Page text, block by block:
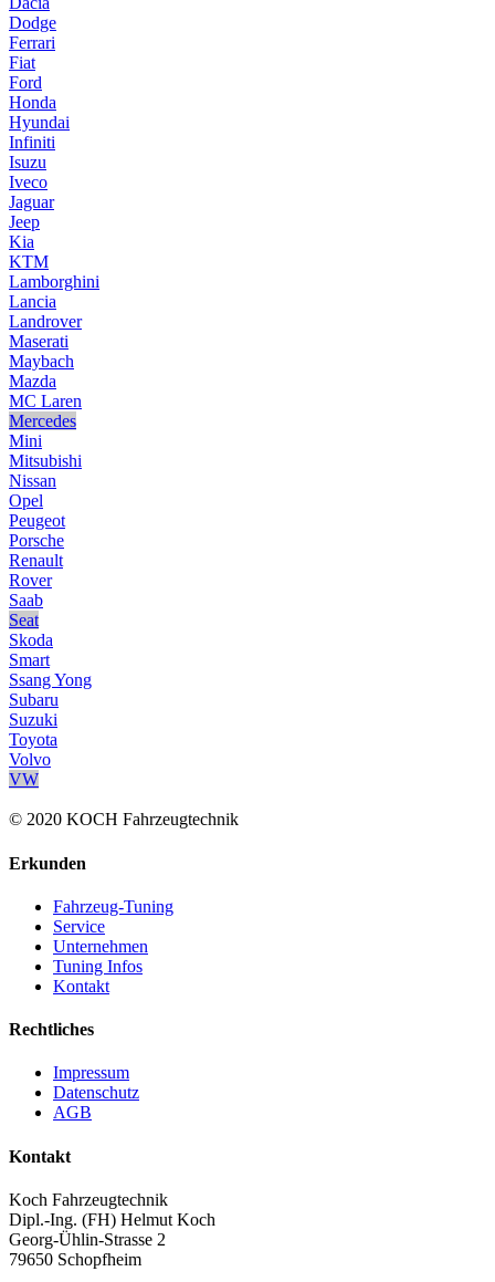
Dodge
Ferrari
Fiat
Ford
Honda
Hyundai
Infiniti
Isuzu
Iveco
Jaguar
Jeep
Kia
KTM
Lamborghini
Lancia
Landrover
Maserati
Maybach
Mazda
MC Laren
Mercedes
Mini
Mitsubishi
Nissan
Opel
Peugeot
Porsche
Renault
Rover
Saab
Seat
Skoda
Smart
Ssang Yong
Subaru
Suzuki
Toyota
Volvo
VW
© 2020 KOCH Fahrzeugtechnik
Erkunden
Fahrzeug-Tuning
Service
Unternehmen
Tuning Infos
Kontakt
Rechtliches
Impressum
Datenschutz
AGB
Kontakt
Koch Fahrzeugtechnik
Dipl.-Ing. (FH) Helmut Koch
Georg-Ühlin-Strasse 2
79650 Schopfheim